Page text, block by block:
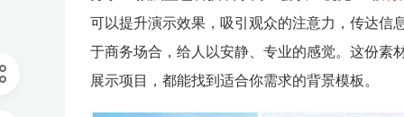
可以提升演示效果，吸引观众的注意力，传达信
于商务场合，给人以安静、专业的感觉。这份素
展示项目，都能找到适合你需求的背景模板。